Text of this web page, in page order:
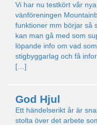
Vi har nu testkört vår
vänföreningen
funktioner mm börjar så
kan man gå med som
löpande info om vad
stigbyggarlag och få
[…]
God Hjul
Ett händelserikt år är
stolta över det arbete